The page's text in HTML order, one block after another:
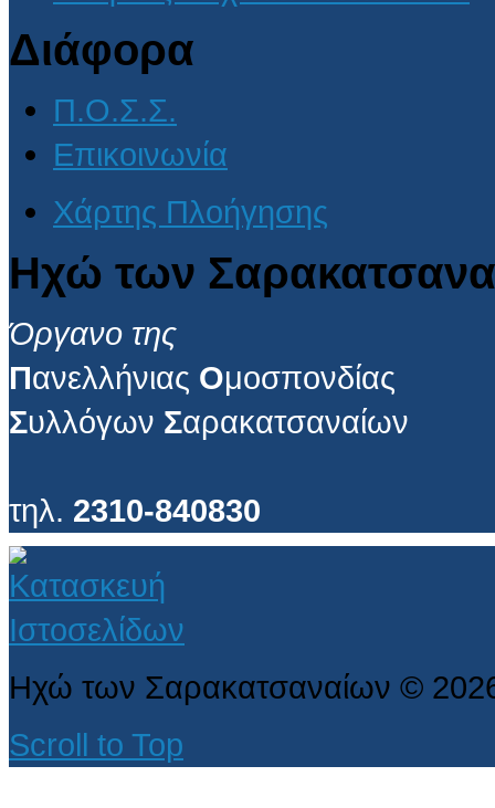
Διάφορα
Π.Ο.Σ.Σ.
Επικοινωνία
Χάρτης Πλοήγησης
Ηχώ των
Όργανο της
Πανελλήνιας Ομοσπονδίας
Συλλόγων Σαρακατσαναίων
τηλ. 2310-840830
Ηχώ των Σαρακατσαναίων ©
Scroll to Top